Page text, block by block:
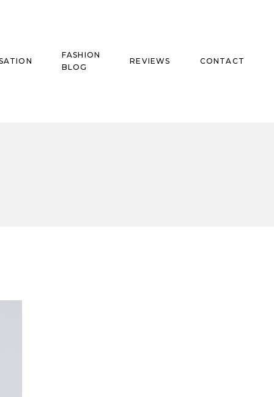
FASHION
BLOG
REVIEWS CONTACT